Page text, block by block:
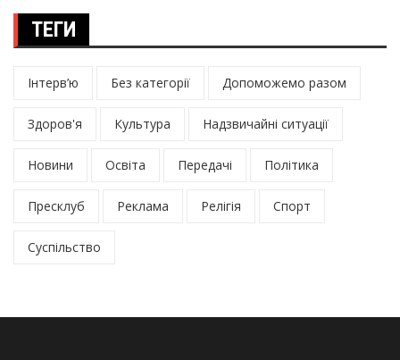
ТЕГИ
Інтерв’ю Без категорії Допоможемо разом
Здоров'я Культура Надзвичайні ситуації
Новини Освіта Передачі Політика
Пресклуб Реклама Релігія Спорт
Суспільство